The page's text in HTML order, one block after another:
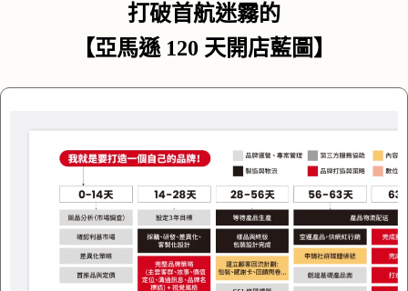
打破首航迷霧的
【亞馬遜 120 天開店藍圖】